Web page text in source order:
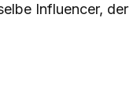
Influencer, der